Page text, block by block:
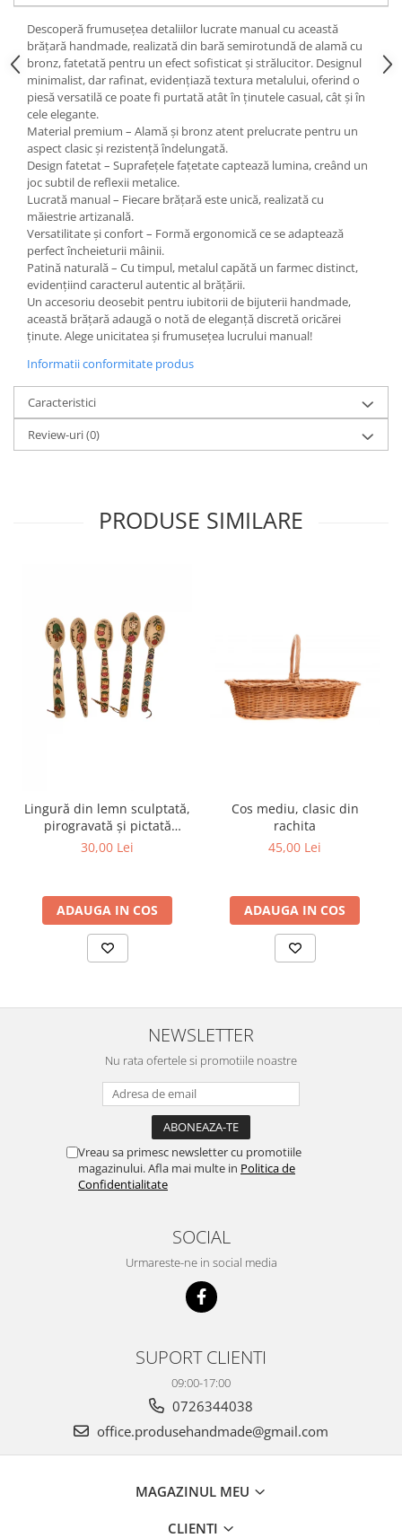
Descoperă frumusețea detaliilor lucrate manual cu această
brățară handmade, realizată din bară semirotundă de alamă cu
bronz, fatetată pentru un efect sofisticat și strălucitor. Designul
minimalist, dar rafinat, evidențiază textura metalului, oferind o
piesă versatilă ce poate fi purtată atât în ținutele casual, cât și în
cele elegante.
Material premium – Alamă și bronz atent prelucrate pentru un
aspect clasic și rezistență îndelungată.
Design fatetat – Suprafețele fațetate captează lumina, creând un
joc subtil de reflexii metalice.
Lucrată manual – Fiecare brățară este unică, realizată cu
măiestrie artizanală.
Versatilitate și confort – Formă ergonomică ce se adaptează
perfect încheieturii mâinii.
Patină naturală – Cu timpul, metalul capătă un farmec distinct,
evidențiind caracterul autentic al brățării.
Un accesoriu deosebit pentru iubitorii de bijuterii handmade,
această brățară adaugă o notă de eleganță discretă oricărei
ținute. Alege unicitatea și frumusețea lucrului manual!
Informatii conformitate produs
Caracteristici
Review-uri(0)
PRODUSE SIMILARE
Lingură din lemn sculptată,
pirogravată și pictată
manual
30,00 Lei
ADAUGA IN COS
Cos mediu, clasic din
rachita
45,00 Lei
ADAUGA IN COS
NEWSLETTER
Nu rata ofertele si promotiile noastre
Vreau sa primesc newsletter cu promotiile
magazinului. Afla mai multe in Politica de
Confidentialitate
SOCIAL
Urmareste-ne in social media
SUPORT CLIENTI
09:00-17:00
0726344038
office.produsehandmade@gmail.com
MAGAZINUL MEU
CLIENTI